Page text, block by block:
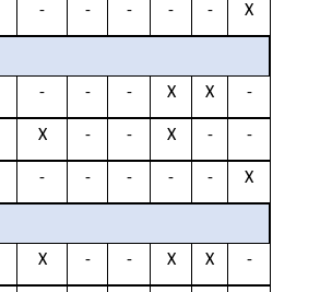
- - - - - X
- - - X X -
X - - X - -
- - - - - X
X - - X X -